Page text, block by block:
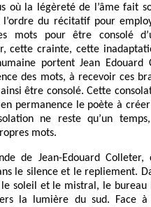
où la légèreté de l’âme fait
l’ordre du récitatif pour
mots pour être consolé
cette crainte, cette
portent Jean Edouard
des mots, à recevoir ces
être consolé. Cette
permanence le poète à
ne reste qu’un
mots.
de Jean-Edouard Colleter,
le silence et le repliement.
soleil et le mistral, le bureau
la lumière du sud. Face à